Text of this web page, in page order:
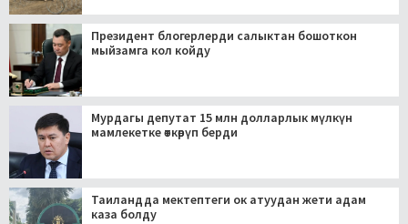
Президент блогерлерди салыктан бошоткон
мыйзамга кол койду
Мурдагы депутат 15 млн долларлык мүлкүн
мамлекетке өткөрүп берди
Таиландда мектептеги ок атуудан жети адам
каза болду